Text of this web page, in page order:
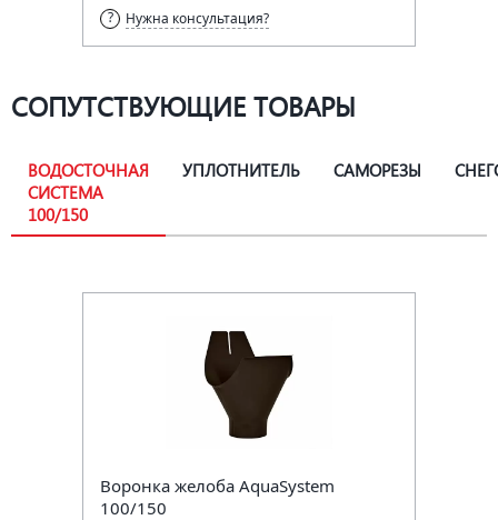
Нужна консультация?
СОПУТСТВУЮЩИЕ ТОВАРЫ
ВОДОСТОЧНАЯ
СИСТЕМА
100/150
УПЛОТНИТЕЛЬ САМОРЕЗЫ
Воронка желоба AquaSystem
100/150